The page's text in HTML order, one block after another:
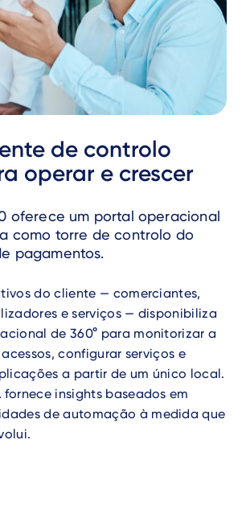
de controlo
operar e crescer
oferece um portal operacional
como torre de controlo do
pagamentos.
do cliente — comerciantes,
e serviços — disponibiliza
de 360° para monitorizar a
configurar serviços e
a partir de um único local.
fornece insights baseados em
de automação à medida que